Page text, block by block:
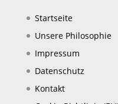
Startseite
Unsere Philosophie
Impressum
Datenschutz
Kontakt